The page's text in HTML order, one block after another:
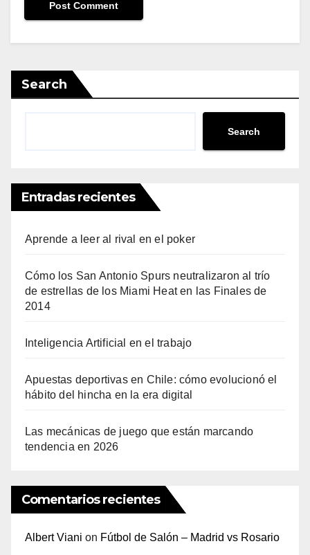
Search
Search
Entradas recientes
Aprende a leer al rival en el poker
Cómo los San Antonio Spurs neutralizaron al trío
de estrellas de los Miami Heat en las Finales de
2014
Inteligencia Artificial en el trabajo
Apuestas deportivas en Chile: cómo evolucionó el
hábito del hincha en la era digital
Las mecánicas de juego que están marcando
tendencia en 2026
Comentarios recientes
Albert Viani on Fútbol de Salón – Madrid vs Rosario